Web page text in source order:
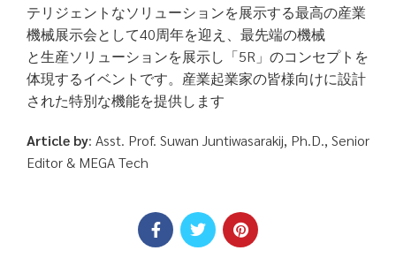
テリジェントなソリューションを展示する最高の産業
機械展示会として40周年を迎え、最先端の機械
と生産ソリューションを展示し「5R」のコンセプトを
体現するイベントです。産業起業家の皆様向けに設計
された特別な機能を提供します
Article by: Asst. Prof. Suwan Juntiwasarakij, Ph.D., Senior
Editor & MEGA Tech